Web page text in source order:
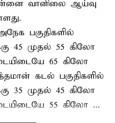
வானிலை ஆய்வு
பகுதிகளில்
45 முதல் 55 கிலோ
65 கிலோ
கடல் பகுதிகளில்
35 முதல் 45 கிலோ
55 கிலோ ...